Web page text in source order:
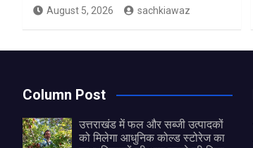
August 5, 2026 sachkiawaz
Column Post
उत्तराखंड में फल और सब्जी उत्पादकों
को मिलेगा आधुनिक कोल्ड स्टोरेज का